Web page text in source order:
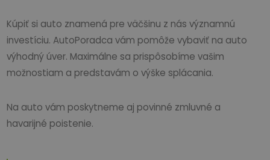
Kúpiť si auto znamená pre väčšinu z nás významnú
investíciu. AutoPoradca vám pomôže vybaviť na auto
výhodný úver. Maximálne sa prispôsobíme vašim
možnostiam a predstavám o výške splácania.
Na auto vám poskytneme aj povinné zmluvné a
havarijné poistenie.